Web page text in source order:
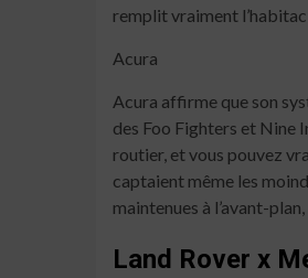
remplit vraiment
Acura
Acura affirme que son
des Foo Fighters et Nine
routier, et vous pouvez
captaient même les
maintenues à l’avant-
Land Rover x